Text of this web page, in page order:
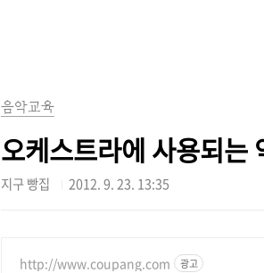
음악교육
오케스트라에 사용되
지구 빵집 2012. 9. 23. 13:35
http://www.coupang.com 광고